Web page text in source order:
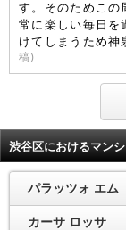
す。そのためこの
常に楽しい毎日を
けてしまうため神
稿)
渋谷区におけるマン
パラッツォ エム
カーサ ロッサ